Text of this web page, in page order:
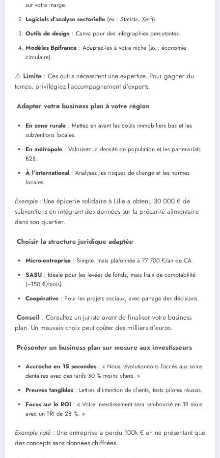
sur votre marge.
Logiciels d’analyse sectorielle (ex : Statista, Xerfi).
Outils de design : Canva pour des infographies percutantes.
Modèles Bpifrance : Adaptez-les à votre niche (ex : économie
circulaire).
⚠️ Limite : Ces outils nécessitent une expertise. Pour gagner du
temps, privilégiez l’accompagnement d’experts.
Adapter votre business plan à votre région
En zone rurale : Mettez en avant les coûts immobiliers bas et les
subventions locales.
En métropole : Valorisez la densité de population et les partenariats
B2B.
À l’international : Analysez les risques de change et les normes
locales.
Exemple : Une épicerie solidaire à Lille a obtenu 30 000 € de
subventions en intégrant des données sur la précarité alimentaire
dans son quartier.
Choisir la structure juridique adaptée
Micro-entreprise : Simple, mais plafonnée à 77 700 €/an de CA.
SASU : Idéale pour les levées de fonds, mais frais de comptabilité
(~150 €/mois).
Coopérative : Pour les projets sociaux, avec partage des décisions.
Conseil : Consultez un juriste avantde finaliser votre business
plan. Un mauvais choix peut coûter des milliers d’euros.
Présenter un business plan sur mesure aux investisseurs
Accroche en 15 secondes: « Nous révolutionnons l’accès aux soins
dentaires avec des tarifs 30 % moins chers. »
Preuves tangibles: Lettres d’intention de clients, tests pilotes réussis.
Focus sur le ROI : « Votre investissement sera remboursé en 18 mois
avec un TRI de 28 %. »
Exemple raté : Une entreprise a perdu 100k € en ne présentant que
des concepts sans données chiffrées.